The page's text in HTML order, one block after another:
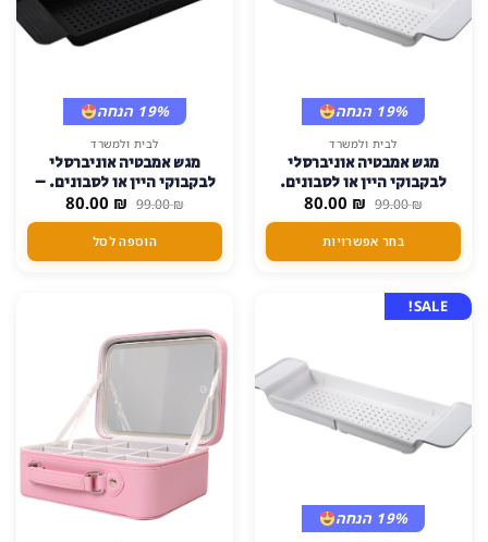
19% הנחה
לבית ולמשרד
מגש אמבטיה אוניברסלי
לבקבוקי היין או לסבונים.
99.00₪ המחיר
המקורי
היה:
99.00 ₪.
80.00 ₪ המחיר
הנוכחי
80.00 ₪. בחר אפשרויות
יש
ניתן
את
19% הנחה
לבית ולמשרד
מגש אמבטיה אוניברסלי
לבקבוקי היין או לסבונים. –
שחור99.00₪ המחיר
המקורי
היה:
99.00 ₪.
80.00 ₪ המחיר
הנוכחי
80.00 ₪. הוספה לסל
SALE!
19% הנחה